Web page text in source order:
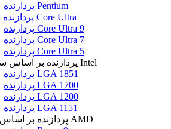
پردازنده Pentium
پردازنده سری Core Ultra
پردازنده Core Ultra 9
پردازنده Core Ultra 7
پردازنده Core Ultra 5
پردازنده بر اساس سوکت Intel
پردازنده LGA 1851
پردازنده LGA 1700
پردازنده LGA 1200
پردازنده LGA 1151
پردازنده بر اساس مدل AMD